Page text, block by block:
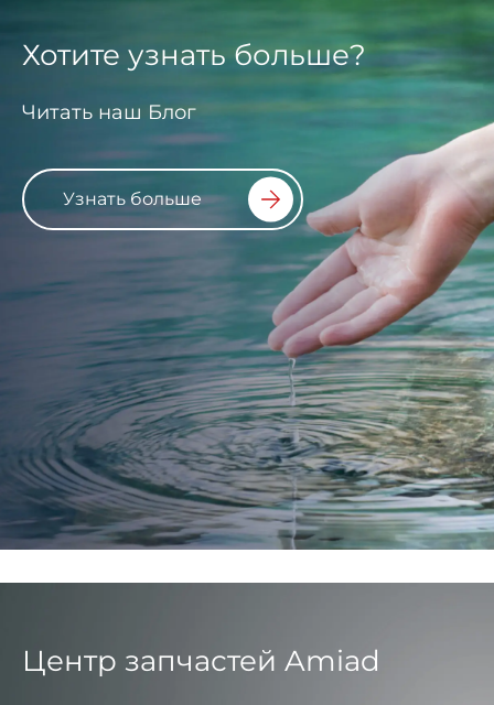
Хотите узнать больше?
Читать наш Блог
Узнать больше
Центр запчастей Amiad